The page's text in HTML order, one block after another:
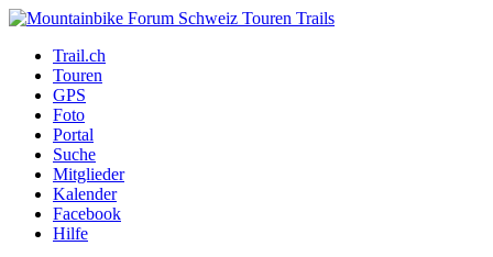
Trail.ch
Touren
GPS
Foto
Portal
Suche
Mitglieder
Kalender
Facebook
Hilfe